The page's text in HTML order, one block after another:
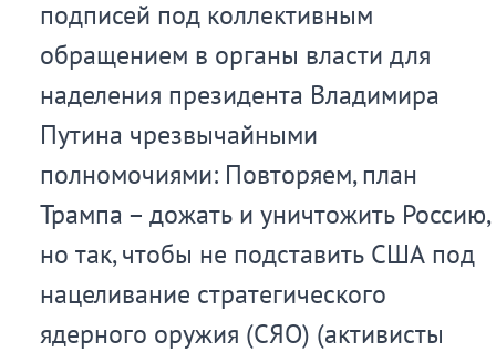
подписей под коллективным
обращением в органы власти для
наделения президента Владимира
Путина чрезвычайными
полномочиями: Повторяем, план
Трампа – дожать и уничтожить Россию,
но так, чтобы не подставить США под
нацеливание стратегического
ядерного оружия (СЯО) (активисты